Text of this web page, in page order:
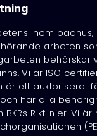
inom badhus,
arbeten
behärskar
Vi är ISO
är ett auktoriserat
har alla
Riktlinjer. Vi